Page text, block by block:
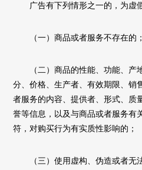
广告有下列情形之一的，为虚假
（一）商品或者服务不存在的；
（二）商品的性能、功能、产
分、价格、生产者、有效期限、销
者服务的内容、提供者、形式、质
誉等信息，以及与商品或者服务有
符，对购买行为有实质性影响的；
（三）使用虚构、伪造或者无